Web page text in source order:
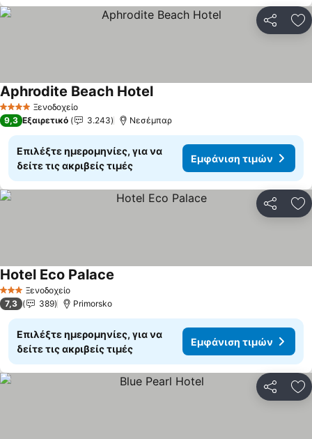
4 ΑστέριαΞενοδοχείο
Aphrodite Beach Hotel
9,3 Εξαιρετικό 3.243 Νεσέμπαρ
Επιλέξτε ημερομηνίες, για να
δείτε τις ακριβείς τιμές
Εμφάνιση τιμών
3 ΑστέριαΞενοδοχείο
Hotel Eco Palace
7,3 389 Primorsko
Επιλέξτε ημερομηνίες, για να
δείτε τις ακριβείς τιμές
Εμφάνιση τιμών